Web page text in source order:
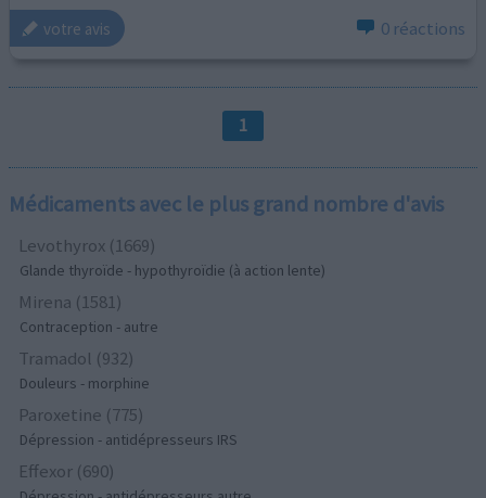
votre avis 0 réactions
1
Médicaments avec le plus grand nombre d'avis
Levothyrox (1669)
Glande thyroïde - hypothyroïdie (à action lente)
Mirena (1581)
Contraception - autre
Tramadol (932)
Douleurs - morphine
Paroxetine (775)
Dépression - antidépresseurs IRS
Effexor (690)